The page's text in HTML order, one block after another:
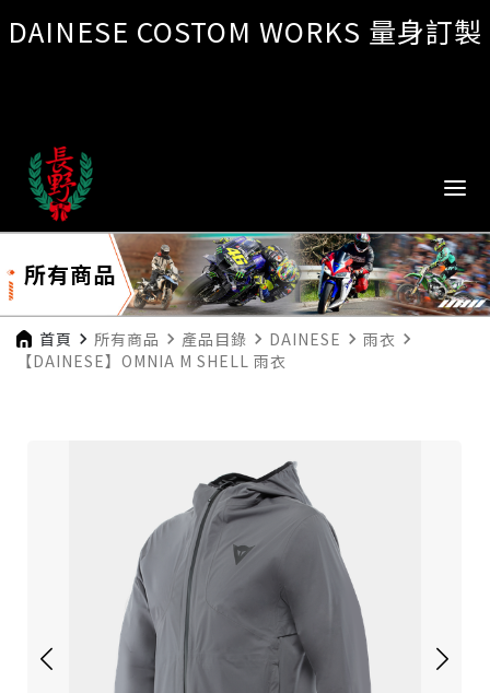
DAINESE COSTOM WORKS 量身訂製
所有商品
首頁 navigate_next 所有商品 navigate_next 產品目錄 navigate_next DAINESE navigate_next 雨衣 navigate_next
【DAINESE】OMNIA M SHELL 雨衣